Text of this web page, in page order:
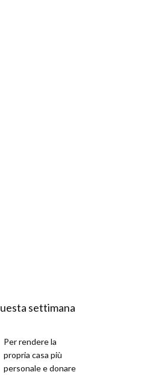
settimana
Per rendere la
propria casa più
personale e donare